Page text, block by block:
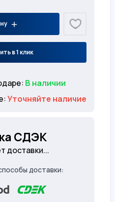
в 1 клик
В наличии
Уточняйте наличие
СДЭК
доставки...
доставки: